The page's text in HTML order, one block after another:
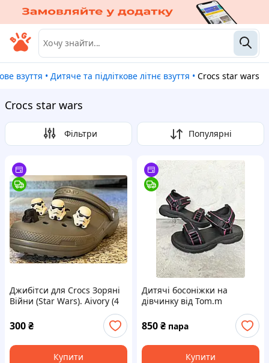
взуття • Дитяче та підліткове літнє взуття • Crocs star wars
Crocs star wars
Фільтри Популярні
Джибітси для Crocs Зоряні
Війни (Star Wars). Aivory (4
300₴
Купити
Дитячі босоніжки на
дівчинку від Tom.m
850₴ пара
Купити